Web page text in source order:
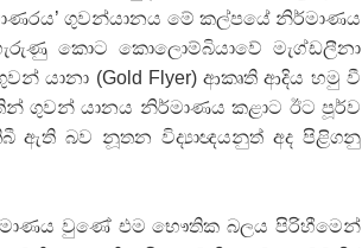
ගුවන්යානය මේ කල්පයේ නිර්මාණය
කොට කොලොම්බියාවේ මැග්ඩලීනා
යානා (Gold Flyer) ආකෘති ආදිය හමු වී
ගුවන් යානය නිර්මාණය කළාට ඊට පූර්ව
ඇති බව නූතන විද්‍යාඥයනුත් අද පිළිගනු
වුණේ එම භෞතික බලය පිරිහීමෙන්